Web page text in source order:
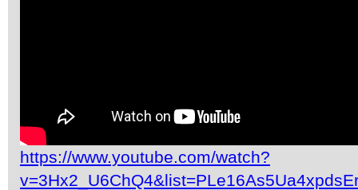
https://www.youtube.com/watch?